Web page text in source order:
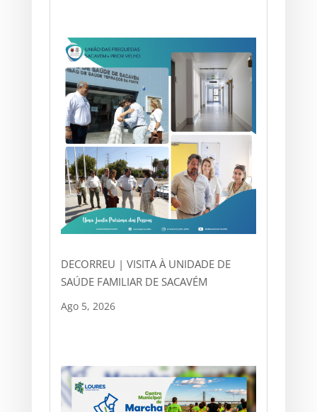
DECORREU | VISITA À UNIDADE DE
SAÚDE FAMILIAR DE SACAVÉM
Ago 5, 2026